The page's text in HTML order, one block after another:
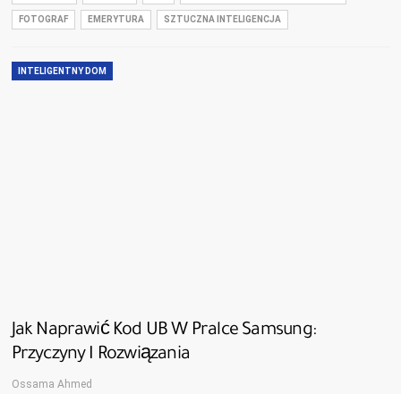
FOTOGRAF EMERYTURA SZTUCZNA INTELIGENCJA
INTELIGENTNY DOM
Jak Naprawić Kod UB W Pralce Samsung:
Przyczyny I Rozwiązania
Ossama Ahmed